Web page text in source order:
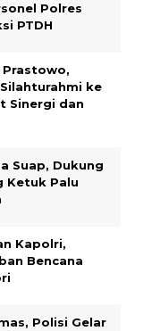
Polres
PTDH
Prastowo,
ke
Sinergi dan
Suap, Dukung
Ketuk Palu
Kapolri,
Bencana
Polisi Gelar